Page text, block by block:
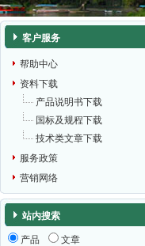
客户服务
帮助中心
资料下载
产品说明书下载
国标及规程下载
技术类文章下载
服务政策
营销网络
站内搜索
产品 文章